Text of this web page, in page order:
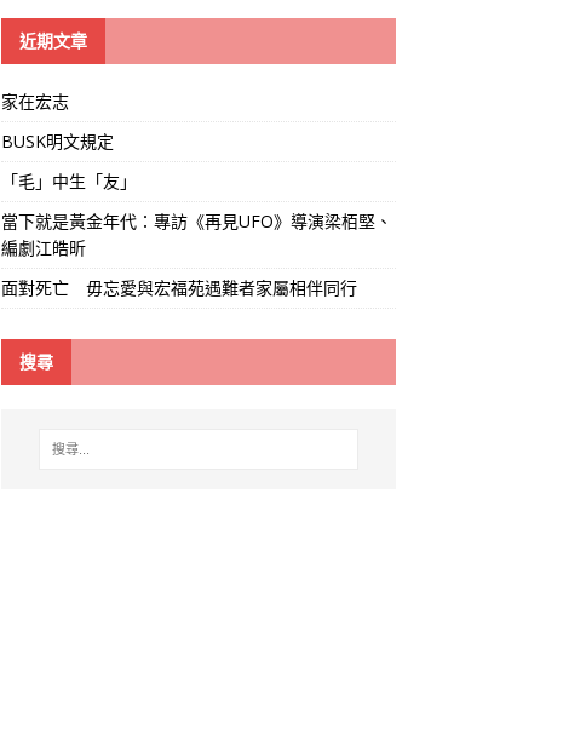
線
近期文章
家在宏志
BUSK明文規定
「毛」中生「友」
當下就是黃金年代：專訪《再見UFO》導演梁栢堅、
編劇江皓昕
面對死亡 毋忘愛與宏福苑遇難者家屬相伴同行
搜尋